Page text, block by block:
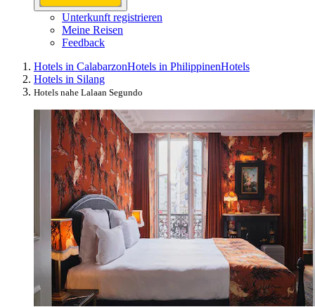
Unterkunft registrieren
Meine Reisen
Feedback
Hotels in CalabarzonHotels in PhilippinenHotels
Hotels in Silang
Hotels nahe Lalaan Segundo